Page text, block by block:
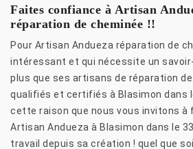
Faites confiance à Artisan
réparation de cheminée !!
Pour Artisan Andueza réparation de
intéressant et qui nécessite un
plus que ses artisans de réparation
qualifiés et certifiés à Blasimon dans
cette raison que nous vous invitons à
Artisan Andueza à Blasimon dans le
travail depuis sa création ! quel que